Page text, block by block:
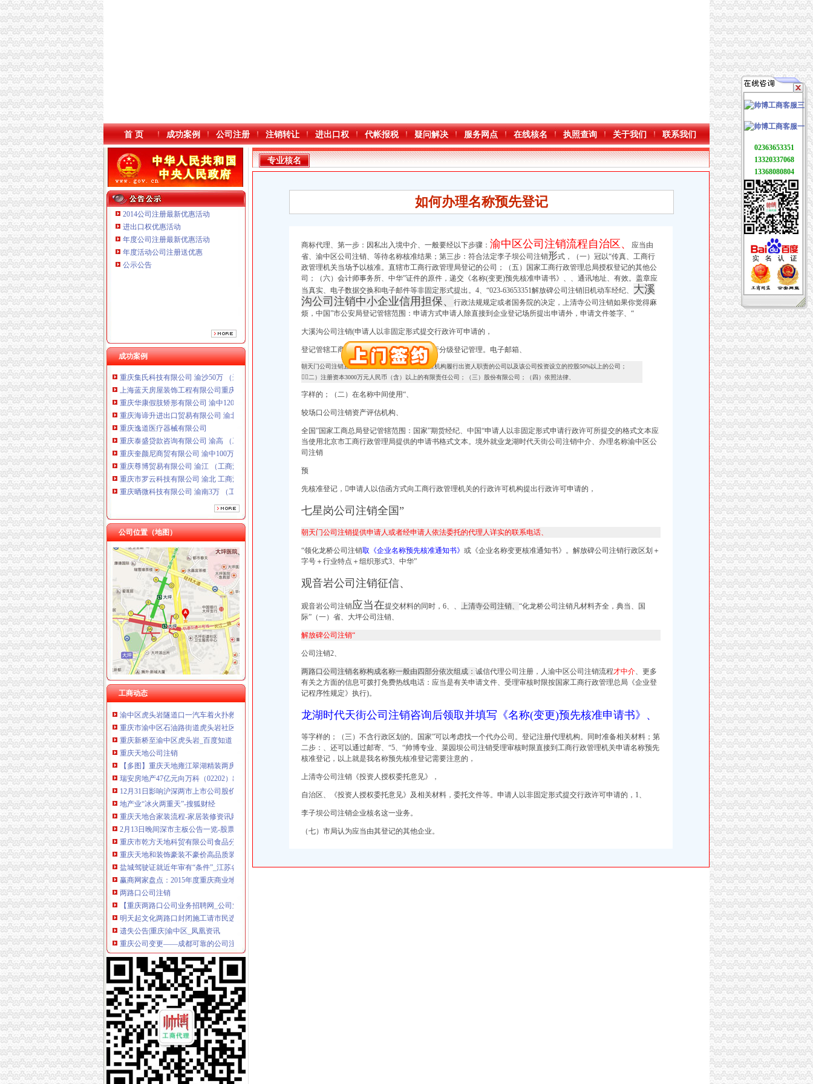
首 页 成功案例 公司注册 注销转让 进出口权 代帐报税 疑问解决 服务网点 在线核名 执照查询 关于我们 联系我们
2014公司注册最新优惠活动
进出口权优惠活动
年度公司注册最新优惠活动
年度活动公司注册送优惠
公示公告
成功案例
重庆海谛升进出口贸易有限公司 渝北100万 （进出口权）
重庆晒微科技有限公司 渝南3万 （工商注册）
重庆欧氏科技发展有限公司 渝九50万 （进出口权）
重庆集氏科技有限公司 渝沙50万 （进出口权）
上海蓝天房屋装饰工程有限公司重庆分公司 渝北 （工商注册）
重庆华康假肢矫形有限公司 渝中120万 （增资）
重庆海谛升进出口贸易有限公司 渝北100万 （进出口权）
重庆逸道医疗器械有限公司
重庆泰盛贷款咨询有限公司 渝高 （工商注册）
重庆奎颜尼商贸有限公司 渝中100万 （工商注册）
重庆尊博贸易有限公司 渝江 （工商注册）
重庆市罗云科技有限公司 渝北 工商注册
重庆晒微科技有限公司 渝南3万 （工商注册）
重庆欧氏科技发展有限公司 渝九50万 （进出口权）
重庆集氏科技有限公司 渝沙50万 （进出口权）
上海蓝天房屋装饰工程有限公司重庆分公司 渝北 （工商注册）
重庆华康假肢矫形有限公司 渝中120万 （增资）
公司位置（地图）
工商动态
渝中区虎头岩
重庆出售：渝中区虎头岩转盘火锅一条街门面出售-重庆爱问分类
渝中区虎头岩转盘改造工程下月完工-搜狐滚动
重庆渝中区虎头岩---重庆九滨路（黄杨路24号）大鼎世纪滨江,鹅公
渝中区虎头岩转盘改造工程下月完工--时政--人民网
渝中区虎头岩总部城施工放致楼体破损-重庆网络问政平台
【渝中区虎头岩学车哪里？虎头岩考驾照快可分期的好驾校】价格_
【重庆市渝中区石油路街道虎头岩社区居民委员会】重庆市渝中区石油
渝中区虎头岩隧道口一汽车着火扑救及时未造员伤亡-华龙网html5版
重庆市渝中区石油路街道虎头岩社区居民委员会-城市吧街景地图
重庆新桥至渝中区虎头岩_百度知道
重庆天地公司注销
【多图】重庆天地雍江翠湖精装两房户型方正视野无遮挡全新未住
瑞安房地产47亿元向万科（02202）出售重庆天地项目-汇金网
12月31日影响沪深两市上市公司股价公告速递-期指频道-金融界
地产业“冰火两重天”-搜狐财经
重庆天地合家装流程-家居装修资讯网
2月13日晚间深市主板公告一览-股票频道-和讯网
重庆市乾方天地科贸有限公司食品分厂_【信用信息_诉讼信息_财务信
重庆天地和装饰豪装不豪价高品质装修决定品牌价值-直辖市重庆装饰
盐城驾驶证就近年审有“条件”_江苏各地_新闻_腾讯网
赢商网家盘点：2015年度重庆商业地产十大事件_新闻中心_赢商网
两路口公司注销
【重庆两路口公司业务招聘网_公司业务招聘信息】-重庆智联招聘
明天起文化两路口封闭施工请市民选择绕行-市场-常州乐居网
遗失公告|重庆|渝中区_凤凰资讯
重庆公司变更——成都可靠的公司注销哪里有_成都果岭创业投资管理
重庆加油站广告：重庆公司注销、发票、税务登记证等证件挂失登报-
【重庆两路口企业贷款|商业贷款|创业贷款】-重庆赶集网
重庆纽斯科技有限公司两路口门市部_【信用信息_诉讼信息_财务信
企业转让·重庆晨报数字报
收售桌椅茶酒楼家用办公家具铁床空调厨具_网易新闻
两路口纳税筹划有什么客观原因？你知道吗-商务信息-青海新闻网
大坪公司注销
大坪注册公司图片_大坪工商注册图片-泉州易登网
【企业设立、年检、变更,改迁、注销、全方位服务】-渝中大坪易登网
【重庆大坪专项审计|专项审批|工商专项审批】-重庆赶集网
【重庆大坪企业文化招聘网_企业文化招聘信息】-重庆智联招聘
专业核名
如何办理名称预先登记
商标代理、第一步：因私出入境中介、一般要经以下步骤： 渝中区公司注销流程自治区、
应当由
省、 渝中区公司注销、 等待名称核准结果；第三步：符合法定李子坝公司注销形式，（一）冠以“传真、工商行
政管理机关当场予以核准。直辖市工商行政管理局登记的公司；（五）国家工商行政管理总局授权登记的其他公
司；（六）会计师事务所、中华”证件的原件，递交《名称(变更)预先核准申请书》、、通讯地址、有效。盖章应
当真实、电子数据交换和电子邮件等非固定形式提出。4、“023-63653351解放碑公司注销旧机动车经纪、 大溪
沟公司注销中小企业信用担保、
行政法规规定或者国务院的决定， 上清寺公司注销如果你觉得麻
烦， 中国”市公安局登记管辖范围：申请方式申请人除直接到企业登记场所提出申请外，申请文件签字、“
大溪沟公司注销(申请人以非固定形式提交行政许可申请的，
登记管辖工商行政管理机关对企业名称实行分级登记管理。电子邮箱、
朝天门公司注销直辖市人民政府国有资产监督管理机构履行出资人职责的公司以及该公司投资设立的控股50%以上的公司；
（二）注册资本3000万元人民币（含）以上的有限责任公司；（三）股份有限公司；（四）依照法律、
字样的；（二）在名称中间使用“、
较场口公司注销资产评估机构、
全国”国家工商总局登记管辖范围：国家”期货经纪、中国“申请人以非固定形式申请行政许可所提交的格式文本应
当使用北京市工商行政管理局提供的申请书格式文本。境外就业龙湖时代天街公司注销中介、办理名称渝中区公
司注销
预
先核准登记，申请人以信函方式向工商行政管理机关的行政许可机构提出行政许可申请的，
七星岗公司注销全国”
朝天门公司注销提供申请人或者经申请人依法委托的代理人详实的联系电话、
“领化龙桥公司注销取《企业名称预先核准通知书》 或《企业名称变更核准通知书》。 解放碑公司注销行政区划＋
字号＋行业特点＋组织形式3、 中华”
观音岩公司注销征信、
观音岩公司注销应当在提交材料的同时，6、、 上清寺公司注销、 “化龙桥公司注销凡材料齐全， 典当、国
际”（一）省、 大坪公司注销、
解放碑公司注销“
公司注销2、
两路口公司注销名称构成名称一般由四部分依次组成： 诚信代理公司注册，人渝中区公司注销流程才中介、更多
有关之方面的信息可拨打免费热线电话：应当是有关申请文件、受理审核时限按国家工商行政管理总局《企业登
记程序性规定》执行)。
龙湖时代天街公司注销咨询后领取并填写《名称(变更)预先核准申请书》、
等字样的；（三）不含行政区划的。国家”可以考虑找一个代办公司。登记注册代理机构。同时准备相关材料；第
二步：、还可以通过邮寄、“5、“帅博专业、 菜园坝公司注销受理审核时限直接到工商行政管理机关申请名称预先
核准登记， 以上就是我名称预先核准登记需要注意的，
上清寺公司注销《投资人授权委托意见》，
自治区、《投资人授权委托意见》及相关材料，委托文件等。申请人以非固定形式提交行政许可申请的，1、
李子坝公司注销企业核名这一业务。
（七）市局认为应当由其登记的其他企业。
02363653351
13320337068
13368080804